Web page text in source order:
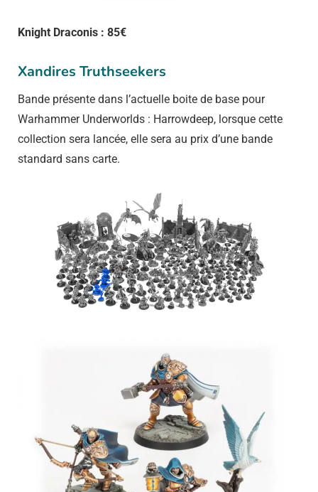
Knight Draconis : 85€
Xandires Truthseekers
Bande présente dans l’actuelle boite de base pour
Warhammer Underworlds : Harrowdeep, lorsque cette
collection sera lancée, elle sera au prix d’une bande
standard sans carte.